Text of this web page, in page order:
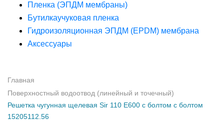
Пленка (ЭПДМ мембраны)
Бутилкаучуковая пленка
Гидроизоляционная ЭПДМ (EPDM) мембрана
Аксессуары
Главная
Поверхностный водоотвод (линейный и точечный)
Решетка чугунная щелевая Sir 110 E600 с болтом с болтом
15205112.56